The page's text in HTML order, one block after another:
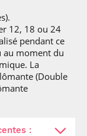
12, 18 ou 24
pendant ce
au moment du
La
(Double
: